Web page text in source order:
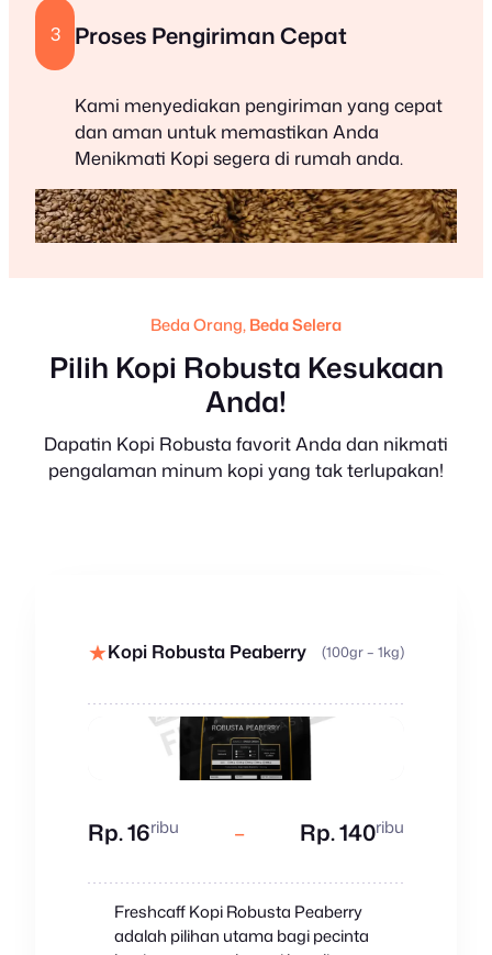
3 Proses Pengiriman Cepat
Kami menyediakan pengiriman yang cepat
dan aman untuk memastikan Anda
Menikmati Kopi segera di rumah anda.
Beda Orang,Beda Selera
Pilih Kopi Robusta Kesukaan
Anda!
Dapatin Kopi Robusta favorit Anda dan nikmati
pengalaman minum kopi yang tak terlupakan!
★Kopi Robusta Peaberry (100gr – 1kg)
Rp. 16ribu – Rp. 140ribu
Freshcaff Kopi Robusta Peaberry
adalah pilihan utama bagi pecinta